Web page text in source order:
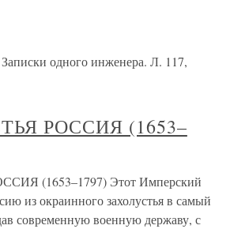
одного инженера. Л. 117,
РОССИЯ (1653–
(1653–1797) Этот Имперский
из окраинного захолустья в самый
современную военную державу, с